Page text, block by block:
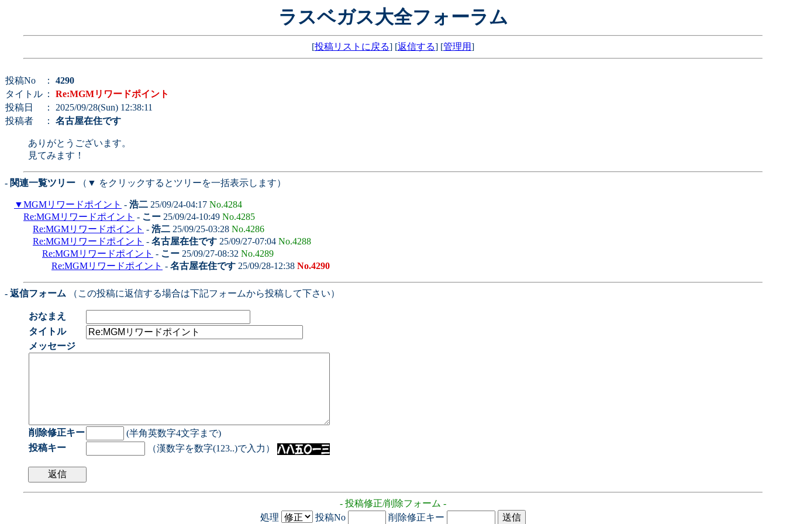
ラスベガス大全フォーラム
[投稿リストに戻る] [返信する] [管理用]
投稿No ： 4290
タイトル ： Re:MGMリワードポイント
投稿日
： 2025/09/28(Sun) 12:38:11
投稿者
： 名古屋在住です
ありがとうございます。
見てみます！
- 関連一覧ツリー （▼ をクリックするとツリーを一括表示します）
▼MGMリワードポイント - 浩二 25/09/24-04:17 No.4284
Re:MGMリワードポイント - こー 25/09/24-10:49 No.4285
Re:MGMリワードポイント - 浩二 25/09/25-03:28 No.4286
Re:MGMリワードポイント - 名古屋在住です 25/09/27-07:04 No.4288
Re:MGMリワードポイント - こー 25/09/27-08:32 No.4289
Re:MGMリワードポイント - 名古屋在住です 25/09/28-12:38 No.4290
- 返信フォーム （この投稿に返信する場合は下記フォームから投稿して下さい）
おなまえ
タイトル
メッセージ
削除修正キー
(半角英数字4文字まで)
投稿キー
（漢数字を数字(123..)で入力）
- 投稿修正/削除フォーム -
処理
投稿No 削除修正キー